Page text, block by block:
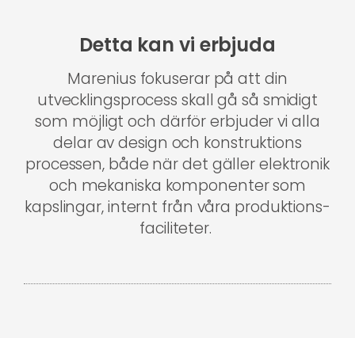
Detta kan vi erbjuda
Marenius fokuserar på att din
utvecklingsprocess skall gå så smidigt
som möjligt och därför erbjuder vi alla
delar av design och konstruktions
processen, både när det gäller elektronik
och mekaniska komponenter som
kapslingar, internt från våra produktions-
faciliteter.